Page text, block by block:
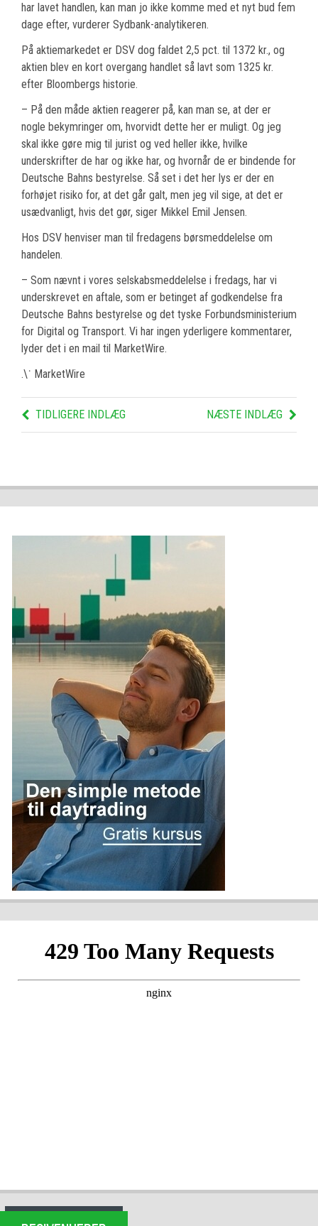
har lavet handlen, kan man jo ikke komme med et nyt bud fem
dage efter, vurderer Sydbank-analytikeren.
På aktiemarkedet er DSV dog faldet 2,5 pct. til 1372 kr., og
aktien blev en kort overgang handlet så lavt som 1325 kr.
efter Bloombergs historie.
– På den måde aktien reagerer på, kan man se, at der er
nogle bekymringer om, hvorvidt dette her er muligt. Og jeg
skal ikke gøre mig til jurist og ved heller ikke, hvilke
underskrifter de har og ikke har, og hvornår de er bindende for
Deutsche Bahns bestyrelse. Så set i det her lys er der en
forhøjet risiko for, at det går galt, men jeg vil sige, at det er
usædvanligt, hvis det gør, siger Mikkel Emil Jensen.
Hos DSV henviser man til fredagens børsmeddelelse om
handelen.
– Som nævnt i vores selskabsmeddelelse i fredags, har vi
underskrevet en aftale, som er betinget af godkendelse fra
Deutsche Bahns bestyrelse og det tyske Forbundsministerium
for Digital og Transport. Vi har ingen yderligere kommentarer,
lyder det i en mail til MarketWire.
.\˙ MarketWire
TIDLIGERE INDLÆG NÆSTE INDLÆG